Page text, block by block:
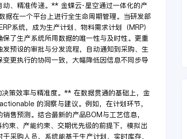
、精准传递。** 金蝶云·星空通过一体化的产
据在一个平台上进行全生命周期管理。当研发部
系统，成为生产计划、物料需求计划（MRP）
了生产系统所用数据的唯一性与及时性。更重
预设的审批与分发流程，自动通知到采购、生
更执行的协同一致，大幅降低因信息不同步导
策效率与精准度。** 在数据贯通的基础上，金
的洞察与建议。例如，在计划环节，
售预测。结合最新的产品BOM与工艺信息，
束、产能约束、交期优先级的前提下，模拟出
采购人员，系统能基于生产计划、实时库存、